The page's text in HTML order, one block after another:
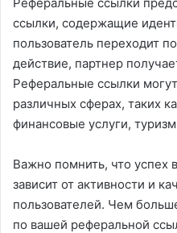
ссылки, содержащие
пользователь переходит
действие, партнер
Реферальные ссылки
различных сферах, таких
финансовые услуги,
Важно помнить, что успех
зависит от активности и
пользователей. Чем
по вашей реферальной